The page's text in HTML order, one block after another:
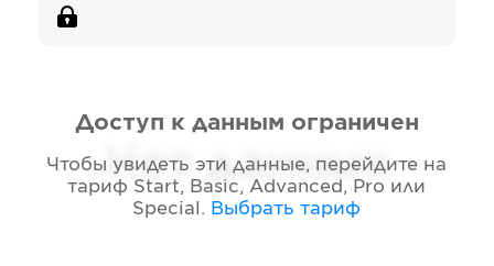
Нет данных
Доступ к данным ограничен
Чтобы увидеть эти данные, перейдите на
тариф Start, Basic, Advanced, Pro или
Special . Выбрать тариф